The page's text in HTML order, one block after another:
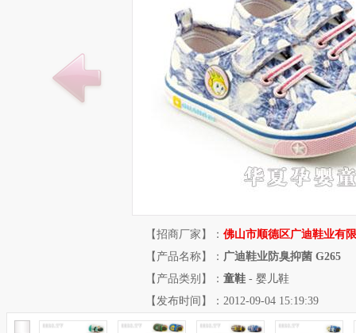
【招商厂家】： 佛山市顺德区广迪鞋业有
【产品名称】： 广迪鞋业防臭抑菌 G265
【产品类别】： 童鞋 - 婴儿鞋
【发布时间】：2012-09-04 15:19:39